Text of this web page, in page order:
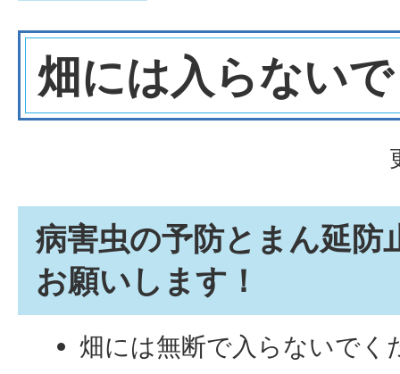
畑には入らない
病害虫の予防とまん延防
お願いします！
畑には無断で入らないでく